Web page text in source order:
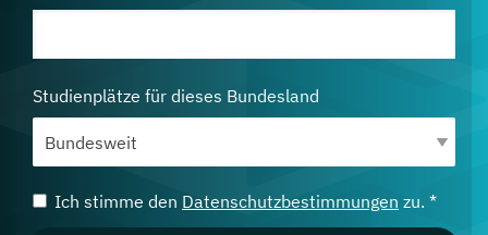
Studienplätze für dieses Bundesland
Ich stimme den Datenschutzbestimmungen zu. *